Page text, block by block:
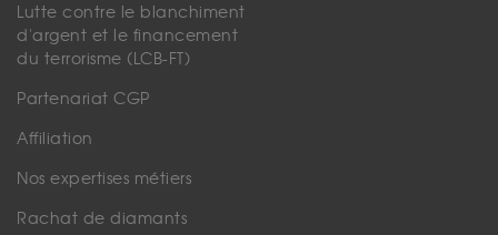
Lutte contre le blanchiment
d'argent et le financement
du terrorisme (LCB-FT)
Partenariat CGP
Affiliation
Nos expertises métiers
Rachat de diamants